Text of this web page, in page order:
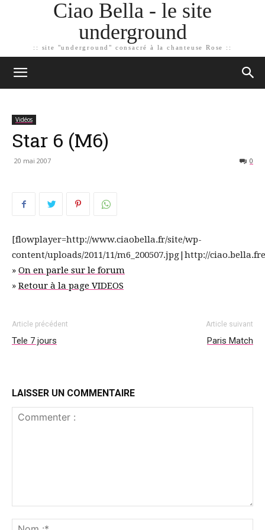
Ciao Bella - le site
underground
:: site "underground" consacré à la chanteuse Rose ::
Vidéos
Star 6 (M6)
20 mai 2007 0
[flowplayer=http://www.ciaobella.fr/site/wp-
content/uploads/2011/11/m6_200507.jpg|http://
» On en parle sur le forum
» Retour à la page VIDEOS
Article précédent
Tele 7 jours
Article suivant
Paris Match
LAISSER UN COMMENTAIRE